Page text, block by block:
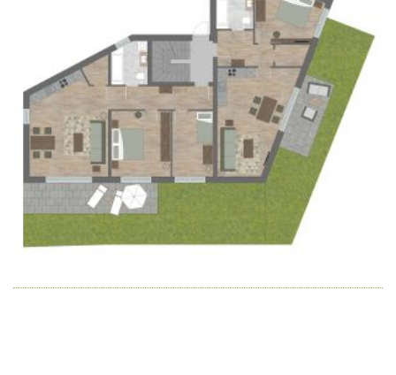
Wir schaffen Lebensräume, die die Außenwelt mit der
Innenwelt verbinden. Das Persönliche steht stets im
Vordergrund.
Kontakt
Newsletter
Impressum
Datenschutzerklärung – WeiserLeben